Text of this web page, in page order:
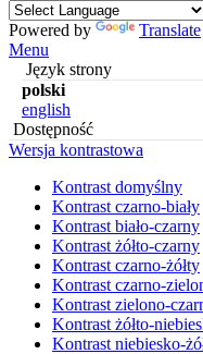
Powered by
Translate
Menu
Język strony
polski
english
Dostępność
Wersja kontrastowa
Kontrast domyślny
Kontrast czarno-biały
Kontrast biało-czarny
Kontrast żółto-czarny
Kontrast czarno-żółty
Kontrast czarno-
Kontrast zielono-
Kontrast żółto-
Kontrast niebiesko-